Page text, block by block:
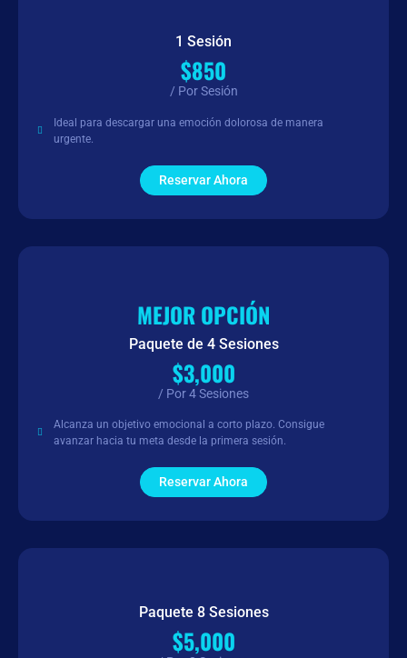
1 Sesión
$850
/ Por Sesión
Ideal para descargar una emoción dolorosa de manera
urgente.
Reservar Ahora
MEJOR OPCIÓN
Paquete de 4 Sesiones
$3,000
/ Por 4 Sesiones
Alcanza un objetivo emocional a corto plazo. Consigue
avanzar hacia tu meta desde la primera sesión.
Reservar Ahora
Paquete 8 Sesiones
$5,000